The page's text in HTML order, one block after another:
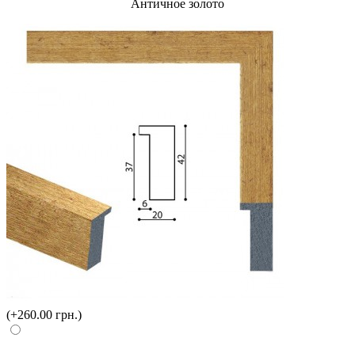
Античное золото
(+260.00 грн.)